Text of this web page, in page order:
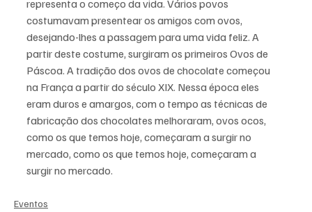
representa o começo da vida. Vários povos
costumavam presentear os amigos com ovos,
desejando-lhes a passagem para uma vida feliz. A
partir deste costume, surgiram os primeiros Ovos de
Páscoa. A tradição dos ovos de chocolate começou
na França a partir do século XIX. Nessa época eles
eram duros e amargos, com o tempo as técnicas de
fabricação dos chocolates melhoraram, ovos ocos,
como os que temos hoje, começaram a surgir no
mercado, como os que temos hoje, começaram a
surgir no mercado.
Eventos